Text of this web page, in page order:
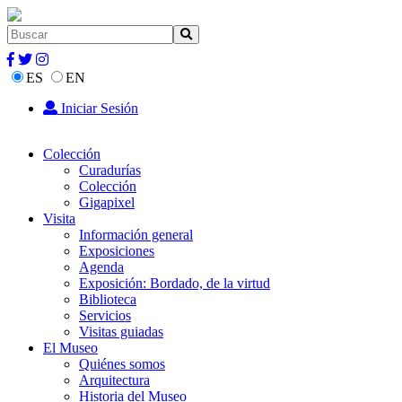
ES
EN
Iniciar Sesión
Colección
Curadurías
Colección
Gigapixel
Visita
Información general
Exposiciones
Agenda
Exposición: Bordado, de la virtud
Biblioteca
Servicios
Visitas guiadas
El Museo
Quiénes somos
Arquitectura
Historia del Museo